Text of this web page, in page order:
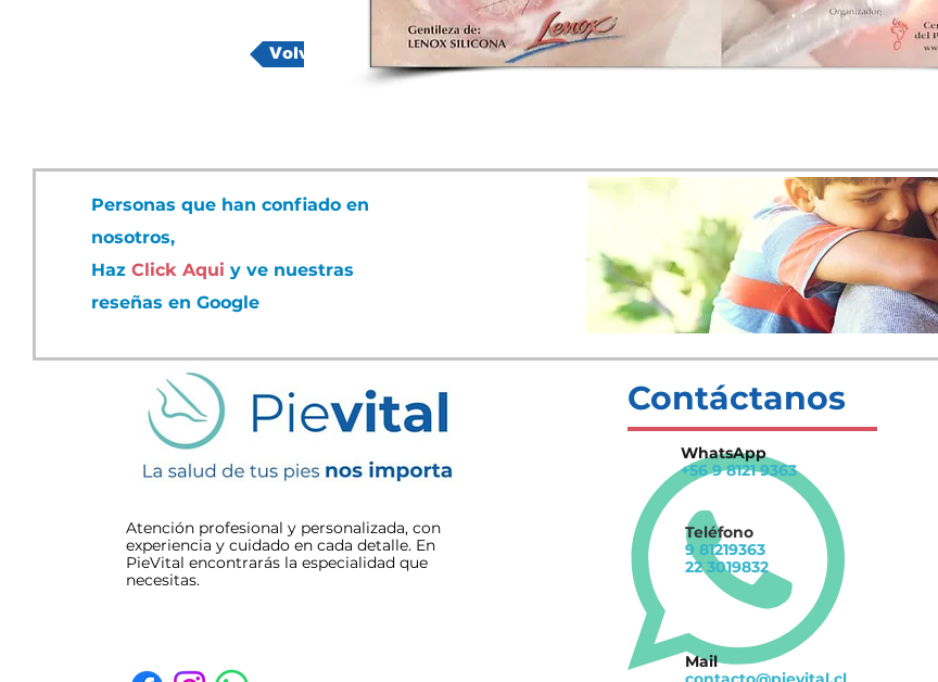
Volver
Personas que han confiado en
nosotros,
HazClick Aquiy ve nuestras
reseñas en Google
Atención profesional y personalizada, con
experiencia y cuidado en cada detalle. En
PieVital encontrarás la especialidad que
necesitas.
Contáctanos
WhatsApp
+56 9 8121 9363
Teléfono
9 81219363
22 3019832
Mail